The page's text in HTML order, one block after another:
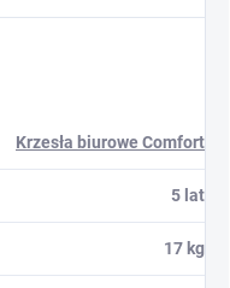
Krzesła biurowe Comfort
5 lat
17 kg